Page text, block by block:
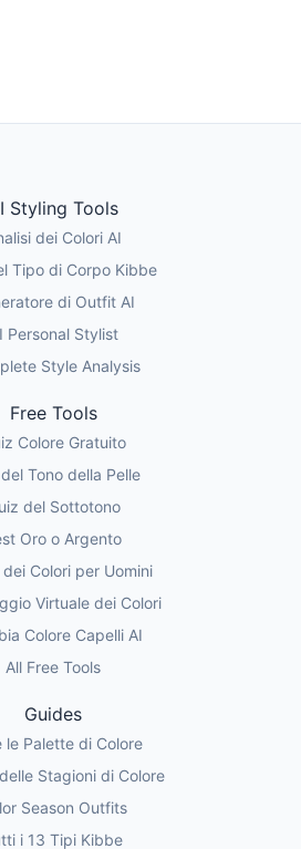
Styling Tools
dei Colori AI
Tipo di Corpo Kibbe
di Outfit AI
Personal Stylist
Style Analysis
Free Tools
Colore Gratuito
Tono della Pelle
del Sottotono
Oro o Argento
dei Colori per Uomini
Virtuale dei Colori
Colore Capelli AI
All Free Tools
Guides
le Palette di Colore
Stagioni di Colore
Season Outfits
i 13 Tipi Kibbe